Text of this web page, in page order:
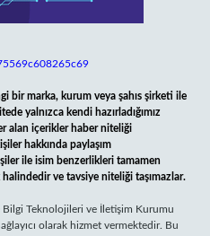
bir marka, kurum veya şahıs şirketi ile
yalnızca kendi hazırladığımız
alan içerikler haber niteliği
hakkında paylaşım
ile isim benzerlikleri tamamen
ve tavsiye niteliği taşımazlar.
Bilgi Teknolojileri ve İletişim Kurumu
olarak hizmet vermektedir. Bu